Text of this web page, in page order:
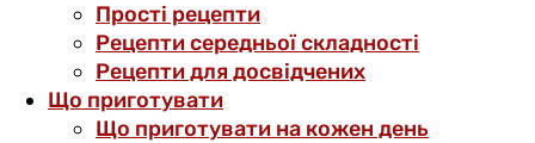
Прості рецепти
Рецепти середньої складності
Рецепти для досвідчених
Що приготувати
Що приготувати на кожен день